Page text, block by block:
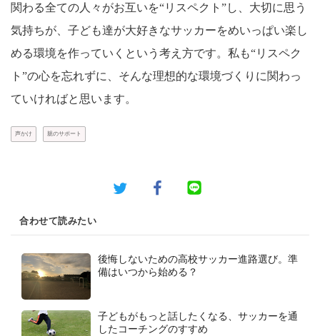
関わる全ての人々がお互いを“リスペクト”し、大切に思う
気持ちが、子ども達が大好きなサッカーをめいっぱい楽し
める環境を作っていくという考え方です。私も“リスペク
ト”の心を忘れずに、そんな理想的な環境づくりに関わっ
ていければと思います。
声かけ 親のサポート
合わせて読みたい
後悔しないための高校サッカー進路選び。準
備はいつから始める？
子どもがもっと話したくなる、サッカーを通
したコーチングのすすめ